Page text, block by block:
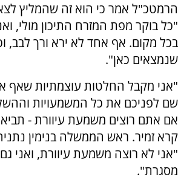
הרמטכ"ל אמר כי הוא זה שהמליץ
"כל בוקר מפת המזרח התיכון מולי,
בכל מקום. אף אחד לא ירא ורך לבב,
שנמצאים כאן".
"אני מקבל החלטות עוצמתיות שאף
שם לפניכם את כל המשמעויות
אם אתם רוצים משמעת עיוורת -
קרא זמיר. ראש הממשלה בנימין
"אני לא רוצה משמעת עיוורת, ואני
מסגרת".